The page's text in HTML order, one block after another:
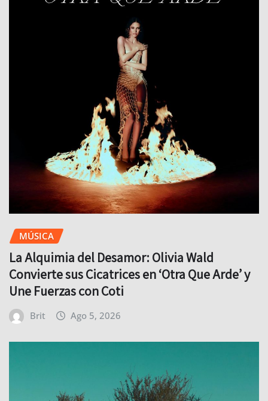
MÚSICA
La Alquimia del Desamor: Olivia Wald
Convierte sus Cicatrices en ‘Otra Que Arde’ y
Une Fuerzas con Coti
Brit Ago 5, 2026